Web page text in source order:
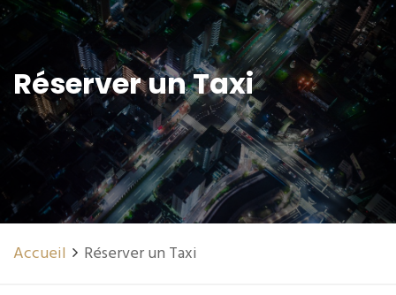
Réserver un Taxi
Accueil Réserver un Taxi